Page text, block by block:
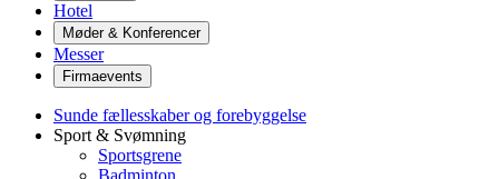
Hotel
Møder & Konferencer
Messer
Firmaevents
Sunde fællesskaber og forebyggelse
Sport & Svømning
Sportsgrene
Badminton